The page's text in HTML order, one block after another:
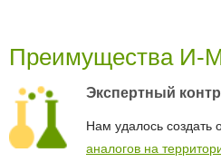
Преимущества И-
Экспертный
Нам удалось создать
аналогов на